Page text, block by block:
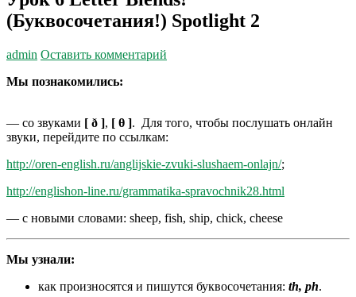
(Буквосочетания!) Spotlight 2
admin Оставить комментарий
Мы познакомились:
— со звуками [ ð ], [ θ ]. Для того, чтобы послушать онлайн
звуки, перейдите по ссылкам:
http://oren-english.ru/anglijskie-zvuki-slushaem-onlajn/;
http://englishon-line.ru/grammatika-spravochnik28.html
— с новыми словами: sheep, fish, ship, chick, cheese
Мы узнали:
как произносятся и пишутся буквосочетания: th, ph.